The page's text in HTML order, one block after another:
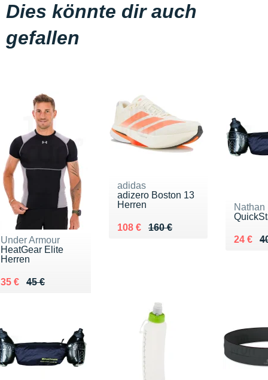
Dies könnte dir auch
gefallen
Under Armour
HeatGear Elite
Herren
45 €
Au lieu de 45 €
35 €
Vendu 35 €
adidas
adizero Boston 13
Herren
160 €
Au lieu de 160 €
108 €
Vendu 108 €
Nathan
Au lieu
24 €
Vendu